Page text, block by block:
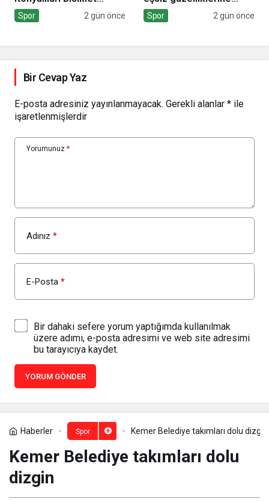
Festivali’ne Davet Etti
Spor 2 gün önce
çevrilecek
Spor 2 gün önce
Bir Cevap Yaz
E-posta adresiniz yayınlanmayacak. Gerekli alanlar * ile
işaretlenmişlerdir
Yorumunuz *
Adınız *
E-Posta *
Bir dahaki sefere yorum yaptığımda kullanılmak
üzere adımı, e-posta adresimi ve web site adresimi
bu tarayıcıya kaydet.
YORUM GÖNDER
Haberler Spor Kemer Belediye takımları dolu dizgin
Kemer Belediye takımları dolu
dizgin